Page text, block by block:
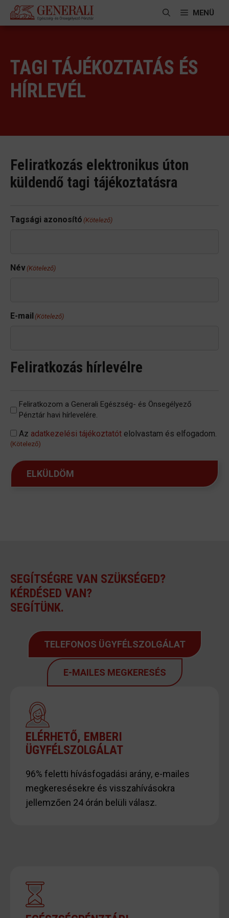
Kilépés
tartalomba
MENÜ
TAGI TÁJÉKOZTATÁS ÉS
HÍRLEVÉL
Feliratkozás elektronikus úton
küldendő tagi tájékoztatásra
Tagsági azonosító (Kötelező)
Név (Kötelező)
E-mail (Kötelező)
Feliratkozás hírlevélre
Cím
nélkül
Feliratkozom a Generali Egészség- és Önsegélyező
Pénztár havi hírlevelére.
Consent(Kötelező)
Az adatkezelési tájékoztatót elolvastam és elfogadom.
(Kötelező)
ELKÜLDÖM
SEGÍTSÉGRE VAN SZÜKSÉGED?
KÉRDÉSED VAN?
SEGÍTÜNK.
TELEFONOS ÜGYFÉLSZOLGÁLAT
E-MAILES MEGKERESÉS
ELÉRHETŐ, EMBERI
ÜGYFÉLSZOLGÁLAT
96% feletti hívásfogadási arány, e-mailes
megkeresésekre és visszahívásokra
jellemzően 24 órán belüli válasz.